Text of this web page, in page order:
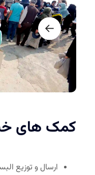
کمک های
ارسال و توزیع